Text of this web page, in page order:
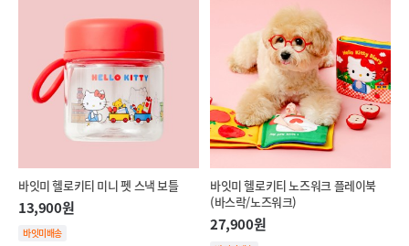
바잇미 헬로키티 미니 펫 스낵 보틀
13,900원
바잇미배송
바잇미 헬로키티 노즈워크 플레이북
(바스락/노즈워크)
27,900원